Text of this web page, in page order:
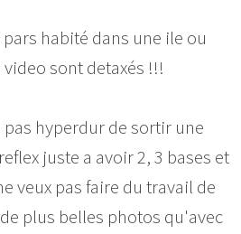
habité dans une ile ou
sont detaxés !!!
hyperdur de sortir une
juste a avoir 2, 3 bases et
veux pas faire du travail de
plus belles photos qu'avec